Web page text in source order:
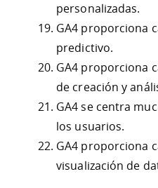
personalizadas.
GA4 proporciona
predictivo.
GA4 proporciona
de creación y
GA4 se centra
los usuarios.
GA4 proporciona
visualización de